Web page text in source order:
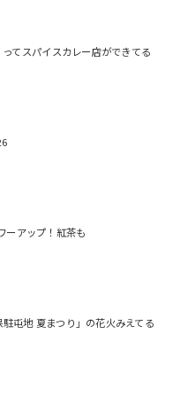
てスパイスカレー店ができてる
ーアップ！紅茶も
屯地 夏まつり」の花火みえてる